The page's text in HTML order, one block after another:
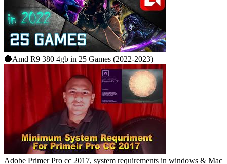
🔵Amd R9 380 4gb in 25 Games (2022-2023)
Adobe Primer Pro cc 2017, system requirements in windows & Mac